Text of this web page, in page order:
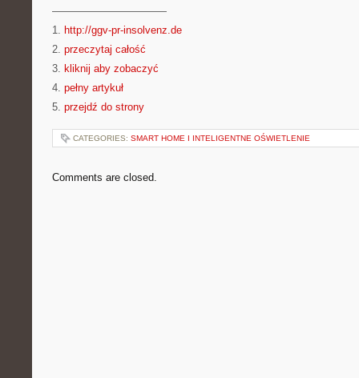
———————————
1. http://ggv-pr-insolvenz.de
2. przeczytaj całość
3. kliknij aby zobaczyć
4. pełny artykuł
5. przejdź do strony
CATEGORIES: SMART HOME I INTELIGENTNE OŚWIETLENIE
Comments are closed.